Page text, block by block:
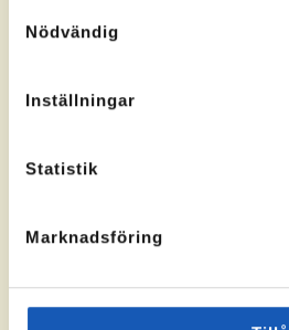
Nödvändig
Inställningar
Statistik
Marknadsföring
Åtvidaberg
Åtvidaberg